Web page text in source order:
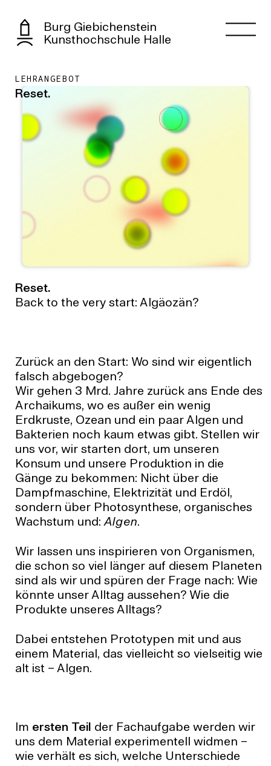
Burg Giebichenstein
Kunsthochschule Halle
LEHRANGEBOT
Reset.
Reset.
Back to the very start: Algäozän?
Zurück an den Start: Wo sind wir eigentlich
falsch abgebogen?
Wir gehen 3 Mrd. Jahre zurück ans Ende des
Archaikums, wo es außer ein wenig
Erdkruste, Ozean und ein paar Algen und
Bakterien noch kaum etwas gibt. Stellen wir
uns vor, wir starten dort, um unseren
Konsum und unsere Produktion in die
Gänge zu bekommen: Nicht über die
Dampfmaschine, Elektrizität und Erdöl,
sondern über Photosynthese, organisches
Wachstum und:Algen.
Wir lassen uns inspirieren von Organismen,
die schon so viel länger auf diesem Planeten
sind als wir und spüren der Frage nach: Wie
könnte unser Alltag aussehen? Wie die
Produkte unseres Alltags?
Dabei entstehen Prototypen mit und aus
einem Material, das vielleicht so vielseitig wie
alt ist – Algen.
Im ersten Teil der Fachaufgabe werden wir
uns dem Material experimentell widmen –
wie verhält es sich, welche Unterschiede